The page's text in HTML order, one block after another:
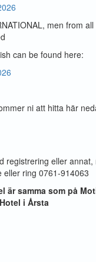
men from
can be found here:
ni att hitta här
registrering eller annat,
eller ring 0761-914063
är samma som på
i Årsta